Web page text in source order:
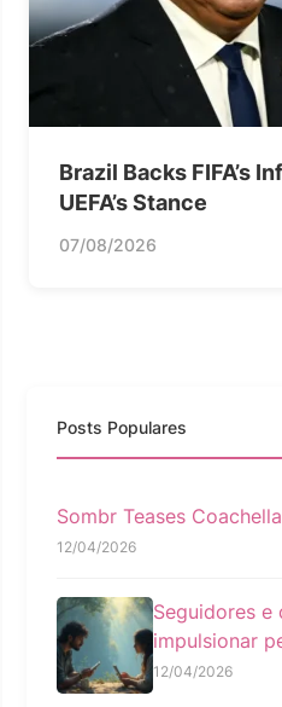
Brazil Backs FIFA’s
UEFA’s Stance
07/08/2026
Posts Populares
Sombr Teases
12/04/2026
Seguidores e
impulsionar
12/04/2026